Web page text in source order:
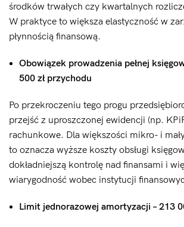
środków trwałych czy kwartalnych
W praktyce to większa elastyczność w
płynnością finansową.
Obowiązek prowadzenia pełnej
500 zł przychodu
Po przekroczeniu tego progu
przejść z uproszczonej ewidencji (np.
rachunkowe. Dla większości mikro- i
to oznacza wyższe koszty obsługi
dokładniejszą kontrolę nad finansami i
wiarygodność wobec instytucji
Limit jednorazowej amortyzacji – 213